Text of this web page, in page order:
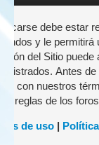
debe estar
y le permitirá
del Sitio
Antes
con nuestros
reglas de los
de uso